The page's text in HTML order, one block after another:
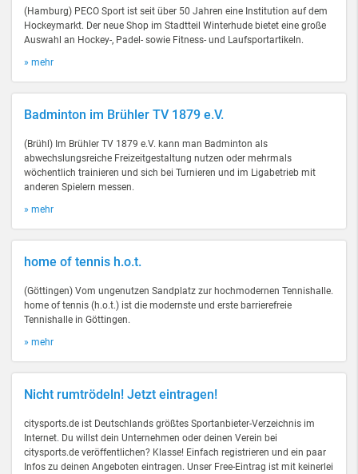
(Hamburg) PECO Sport ist seit über 50 Jahren eine Institution auf dem
Hockeymarkt. Der neue Shop im Stadtteil Winterhude bietet eine große
Auswahl an Hockey-, Padel- sowie Fitness- und Laufsportartikeln.
» mehr
Badminton im Brühler TV 1879 e.V.
(Brühl) Im Brühler TV 1879 e.V. kann man Badminton als
abwechslungsreiche Freizeitgestaltung nutzen oder mehrmals
wöchentlich trainieren und sich bei Turnieren und im Ligabetrieb mit
anderen Spielern messen.
» mehr
home of tennis h.o.t.
(Göttingen) Vom ungenutzen Sandplatz zur hochmodernen Tennishalle.
home of tennis (h.o.t.) ist die modernste und erste barrierefreie
Tennishalle in Göttingen.
» mehr
Nicht rumtrödeln! Jetzt eintragen!
citysports.de ist Deutschlands größtes Sportanbieter-Verzeichnis im
Internet. Du willst dein Unternehmen oder deinen Verein bei
citysports.de veröffentlichen? Klasse! Einfach registrieren und ein paar
Infos zu deinen Angeboten eintragen. Unser Free-Eintrag ist mit keinerlei